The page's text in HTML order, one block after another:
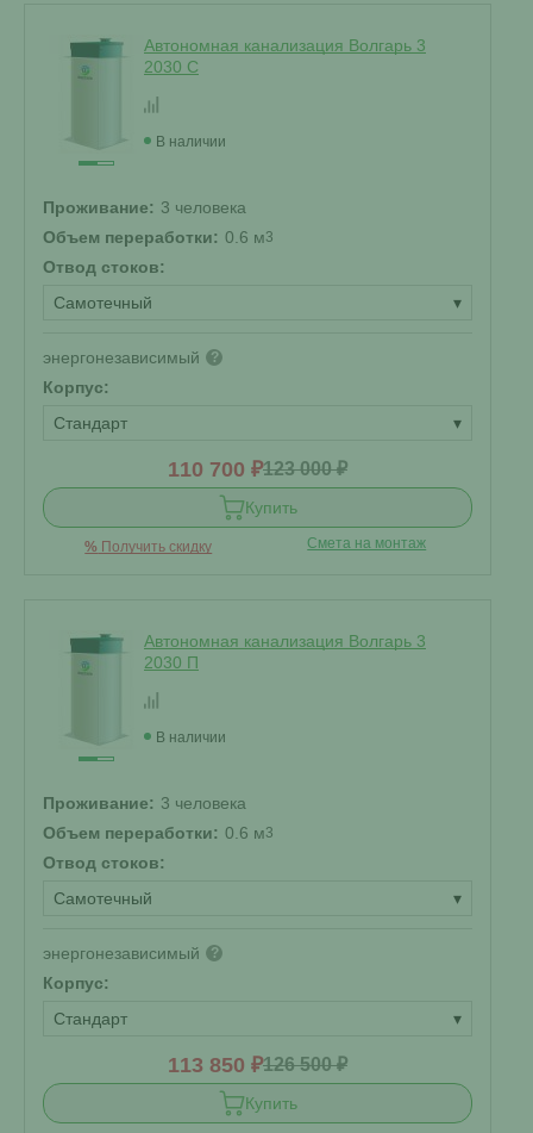
Автономная канализация Волгарь 3
2030 С
В наличии
Проживание: 3 человека
Объем переработки: 0.6 м3
Отвод стоков:
Самотечный
▾
энергонезависимый ?
Корпус:
Стандарт
▾
110 700 ₽123 000 ₽
Купить
% Получить скидку Смета на монтаж
Автономная канализация Волгарь 3
2030 П
В наличии
Проживание: 3 человека
Объем переработки: 0.6 м3
Отвод стоков:
Самотечный
▾
энергонезависимый ?
Корпус:
Стандарт
▾
113 850 ₽126 500 ₽
Купить